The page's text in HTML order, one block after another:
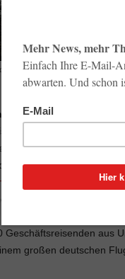
Geld (Foto: Pixabay)
Apps und Portale
nutzen (64 Prozent).
optimierte User
aktuelle Business
. Im Auftrag
welche Ansprüche
ein, welche
aus
großen deutschen